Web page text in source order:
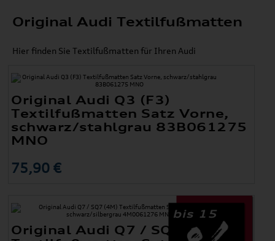
Original Audi Textilfußmatten
Hier finden Sie Textilfußmatten für Ihren Audi
Original Audi Q3 (F3)
Textilfußmatten Satz Vorne,
schwarz/stahlgrau 83B061275
MNO
75,90 €
bis 15
Original Audi Q7 / SQ7 (4M)